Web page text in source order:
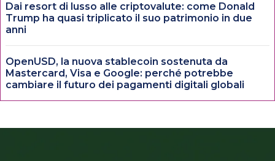
Dai resort di lusso alle criptovalute: come Donald
Trump ha quasi triplicato il suo patrimonio in due
anni
OpenUSD, la nuova stablecoin sostenuta da
Mastercard, Visa e Google: perché potrebbe
cambiare il futuro dei pagamenti digitali globali